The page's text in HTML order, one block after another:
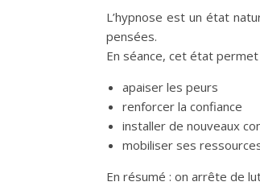
L’hypnose est un état
pensées.
En séance, cet état
apaiser les peurs
renforcer la confiance
installer de nouveaux
mobiliser ses
En résumé : on arrête de